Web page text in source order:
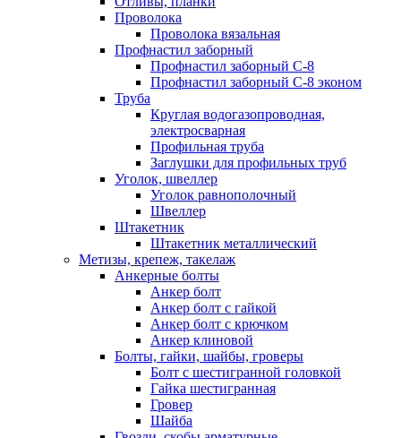
Проволока
Проволока вязальная
Профнастил заборный
Профнастил заборный С-8
Профнастил заборный С-8 эконом
Труба
Круглая водогазопроводная,
электросварная
Профильная труба
Заглушки для профильных труб
Уголок, швеллер
Уголок равнополочный
Швеллер
Штакетник
Штакетник металлический
Метизы, крепеж, такелаж
Анкерные болты
Анкер болт
Анкер болт с гайкой
Анкер болт с крючком
Анкер клиновой
Болты, гайки, шайбы, гроверы
Болт c шестигранной головкой
Гайка шестигранная
Гровер
Шайба